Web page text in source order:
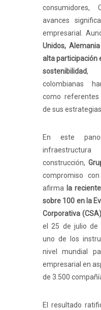
consumidores,
avances
empresarial.
Unidos,
alta participación
sostenibilidad,
colombianas
como
de sus
En este
construcción,
compromiso
afirma la
sobre 100 en la
Corporativa
el 25 de julio de
uno de los
nivel mundial
empresarial en
de 3.500
El resultado